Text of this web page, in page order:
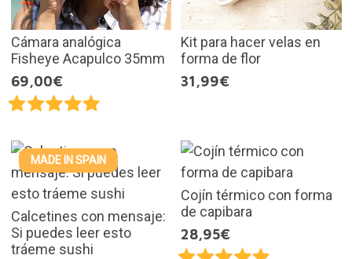
Cámara analógica
Fisheye Acapulco 35mm
69,00€
Kit para hacer velas en
forma de flor
31,99€
MADE IN SPAIN
Calcetines con mensaje:
Si puedes leer esto
tráeme sushi
Cojín térmico con forma
de capibara
28,95€